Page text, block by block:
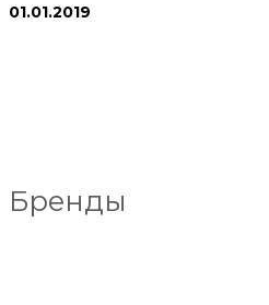
01.01.2019
Бренды